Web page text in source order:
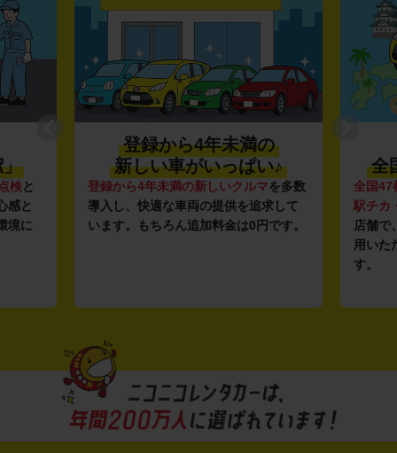
」
検と
感と
境に
登録から4年未満の
新しい車がいっぱい♪
登録から4年未満の新しいクルマを多数
導入し、快適な車両の提供を追求して
います。もちろん追加料金は0円です。
全
全国47
駅チカ
店舗で
用いた
す。